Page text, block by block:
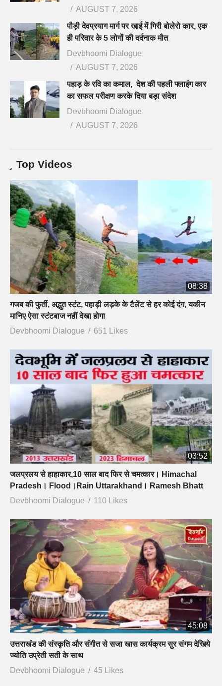
AUGUST 7, 2026
पौड़ी देवप्रयाग मार्ग पर खाई में गिरी बोलेरो कार, एक
ही परिवार के 5 लोगों की दर्दनाक मौत
Devbhoomi Dialogue
AUGUST 7, 2026
पहाड़ के रवि का कमाल, देश की पहली फ्लाइंग कार
का सफल परीक्षण करके दिया बड़ा संदेश
Devbhoomi Dialogue
AUGUST 7, 2026
Top Videos
08:38
गजब की फुर्ती, अद्भुत स्टंट, पहाड़ी लड़के के टैलेंट से हर कोई दंग, यकीन
मानिए ऐसा स्टंटबाज नहीं देखा होगा
Devbhoomi Dialogue
651 Likes
03:52
जलप्रलय से हाहाकार,10 साल बाद फिर से चमत्कार। Himachal
Pradesh। Flood।Rain Uttarakhand। Ramesh Bhatt
Devbhoomi Dialogue
110 Likes
45:08
उत्तराखंड की संस्कृति और संगीत से सजा खास कार्यक्रम सुर संगम देखिये
ज्योति उप्रेती सती के साथ
Devbhoomi Dialogue
45 Likes